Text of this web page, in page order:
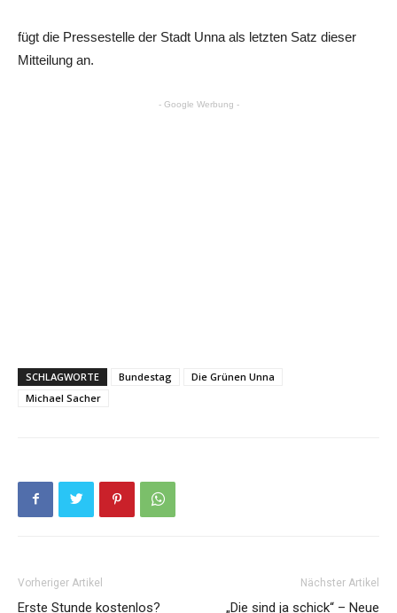
fügt die Pressestelle der Stadt Unna als letzten Satz dieser
Mitteilung an.
- Google Werbung -
SCHLAGWORTE Bundestag
Die Grünen Unna
Michael Sacher
Vorheriger Artikel
Erste Stunde kostenlos?
Nächster Artikel
„Die sind ja schick“ – Neue